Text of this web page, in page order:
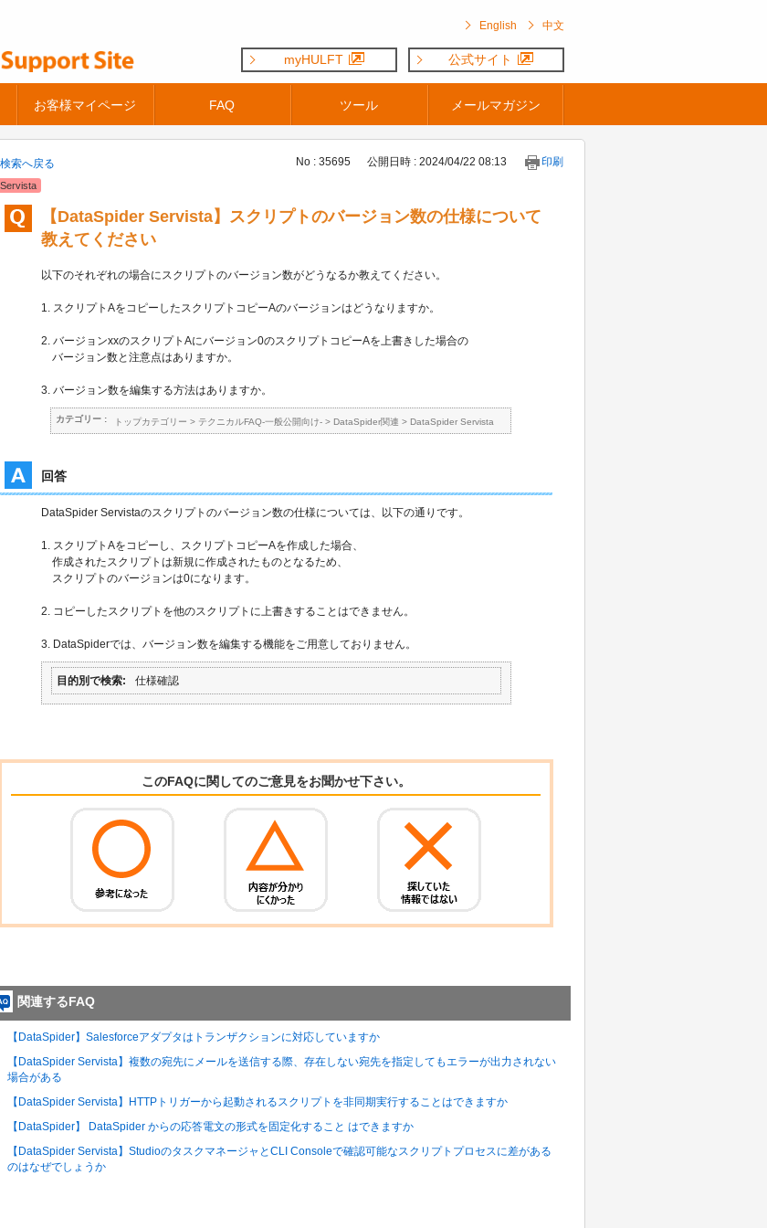
English 中文
お客様マイページ FAQ ツール メールマガジン
myHULFT 公式サイト
検索へ戻る No : 35695 公開日時 : 2024/04/22 08:13 印刷
【DataSpider Servista】スクリプトのバージョン数の仕様について
教えてください
以下のそれぞれの場合にスクリプトのバージョン数がどうなるか教えてください。
1. スクリプトAをコピーしたスクリプトコピーAのバージョンはどうなりますか。
2. バージョンxxのスクリプトAにバージョン0のスクリプトコピーAを上書きした場合の
バージョン数と注意点はありますか。
3. バージョン数を編集する方法はありますか。
カテゴリー : トップカテゴリー > テクニカルFAQ-一般公開向け-> DataSpider関連 > DataSpider Servista
回答
DataSpider Servistaのスクリプトのバージョン数の仕様については、以下の通りです。
1. スクリプトAをコピーし、スクリプトコピーAを作成した場合、
作成されたスクリプトは新規に作成されたものとなるため、
スクリプトのバージョンは0になります。
2. コピーしたスクリプトを他のスクリプトに上書きすることはできません。
3. DataSpiderでは、バージョン数を編集する機能をご用意しておりません。
目的別で検索 仕様確認
このFAQに関してのご意見をお聞かせ下さい。
関連するFAQ
【DataSpider】Salesforceアダプタはトランザクションに対応していますか
【DataSpider Servista】複数の宛先にメールを送信する際、存在しない宛先を指定してもエラーが出力されない
場合がある
【DataSpider Servista】HTTPトリガーから起動されるスクリプトを非同期実行することはできますか
【DataSpider】 DataSpider からの応答電文の形式を固定化すること はできますか
【DataSpider Servista】StudioのタスクマネージャとCLI Consoleで確認可能なスクリプトプロセスに差がある
のはなぜでしょうか